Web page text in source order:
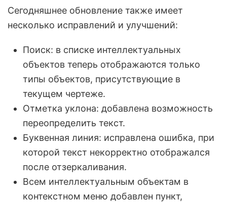
Сегодняшнее обновление также имеет
несколько исправлений и улучшений:
Поиск: в списке интеллектуальных
объектов теперь отображаются только
типы объектов, присутствующие в
текущем чертеже.
Отметка уклона: добавлена возможность
переопределить текст.
Буквенная линия: исправлена ошибка, при
которой текст некорректно отображался
после отзеркаливания.
Всем интеллектуальным объектам в
контекстном меню добавлен пункт,